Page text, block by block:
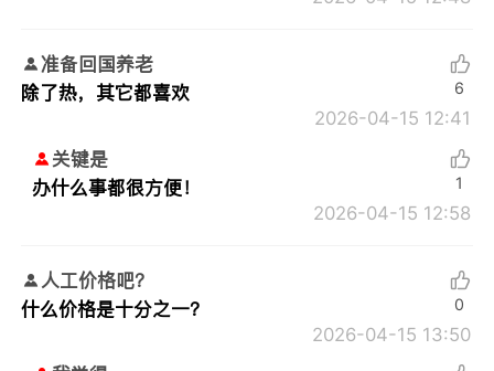
准备回国养老
除了热，其它都喜欢
2026-04-15 12:41
6
关键是
办什么事都很方便！
2026-04-15 12:58
1
人工价格吧？
什么价格是十分之一？
2026-04-15 13:50
0